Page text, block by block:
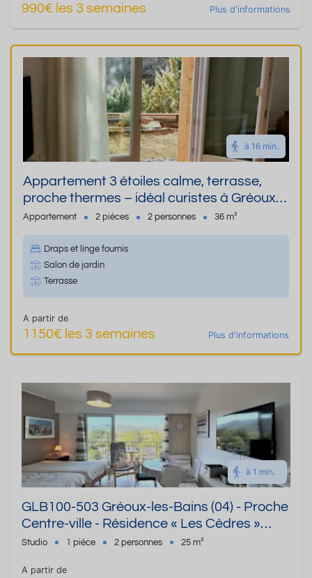
990€ les 3 semaines Plus d'informations
à 16 min.
Appartement 3 étoiles calme, terrasse,
proche thermes – idéal curistes à Gréoux-
les-Bains
Appartement 2 pièces 2 personnes 36 m²
Draps et linge fournis
Salon de jardin
Terrasse
A partir de
1150€ les 3 semaines Plus d'informations
à 1 min.
GLB100-503 Gréoux-les-Bains (04) - Proche
Centre-ville - Résidence « Les Cèdres »
Studio de 25 m² - Jusqu'à 2 personnes
Studio 1 pièce 2 personnes 25 m²
A partir de